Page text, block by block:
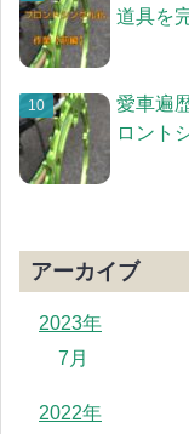
道具を
愛車遍
ロント
アーカイブ
2023年
7月
2022年